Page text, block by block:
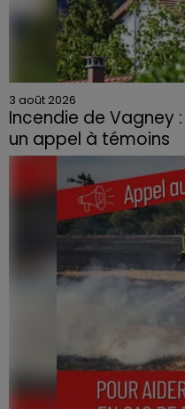
3 août 2026
Incendie de Vagney
un appel à témoins
Le feu, parti d'une haie
quartier résidentiel,
contraint à l'évacuation